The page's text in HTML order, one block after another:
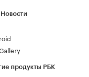
продукты РБК